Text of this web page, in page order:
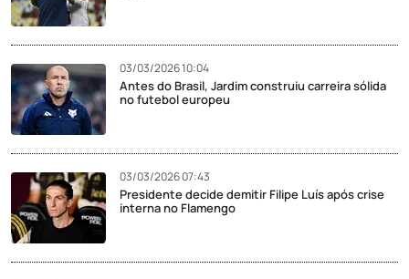
03/03/2026 10:04
Antes do Brasil, Jardim construiu carreira sólida
no futebol europeu
03/03/2026 07:43
Presidente decide demitir Filipe Luís após crise
interna no Flamengo